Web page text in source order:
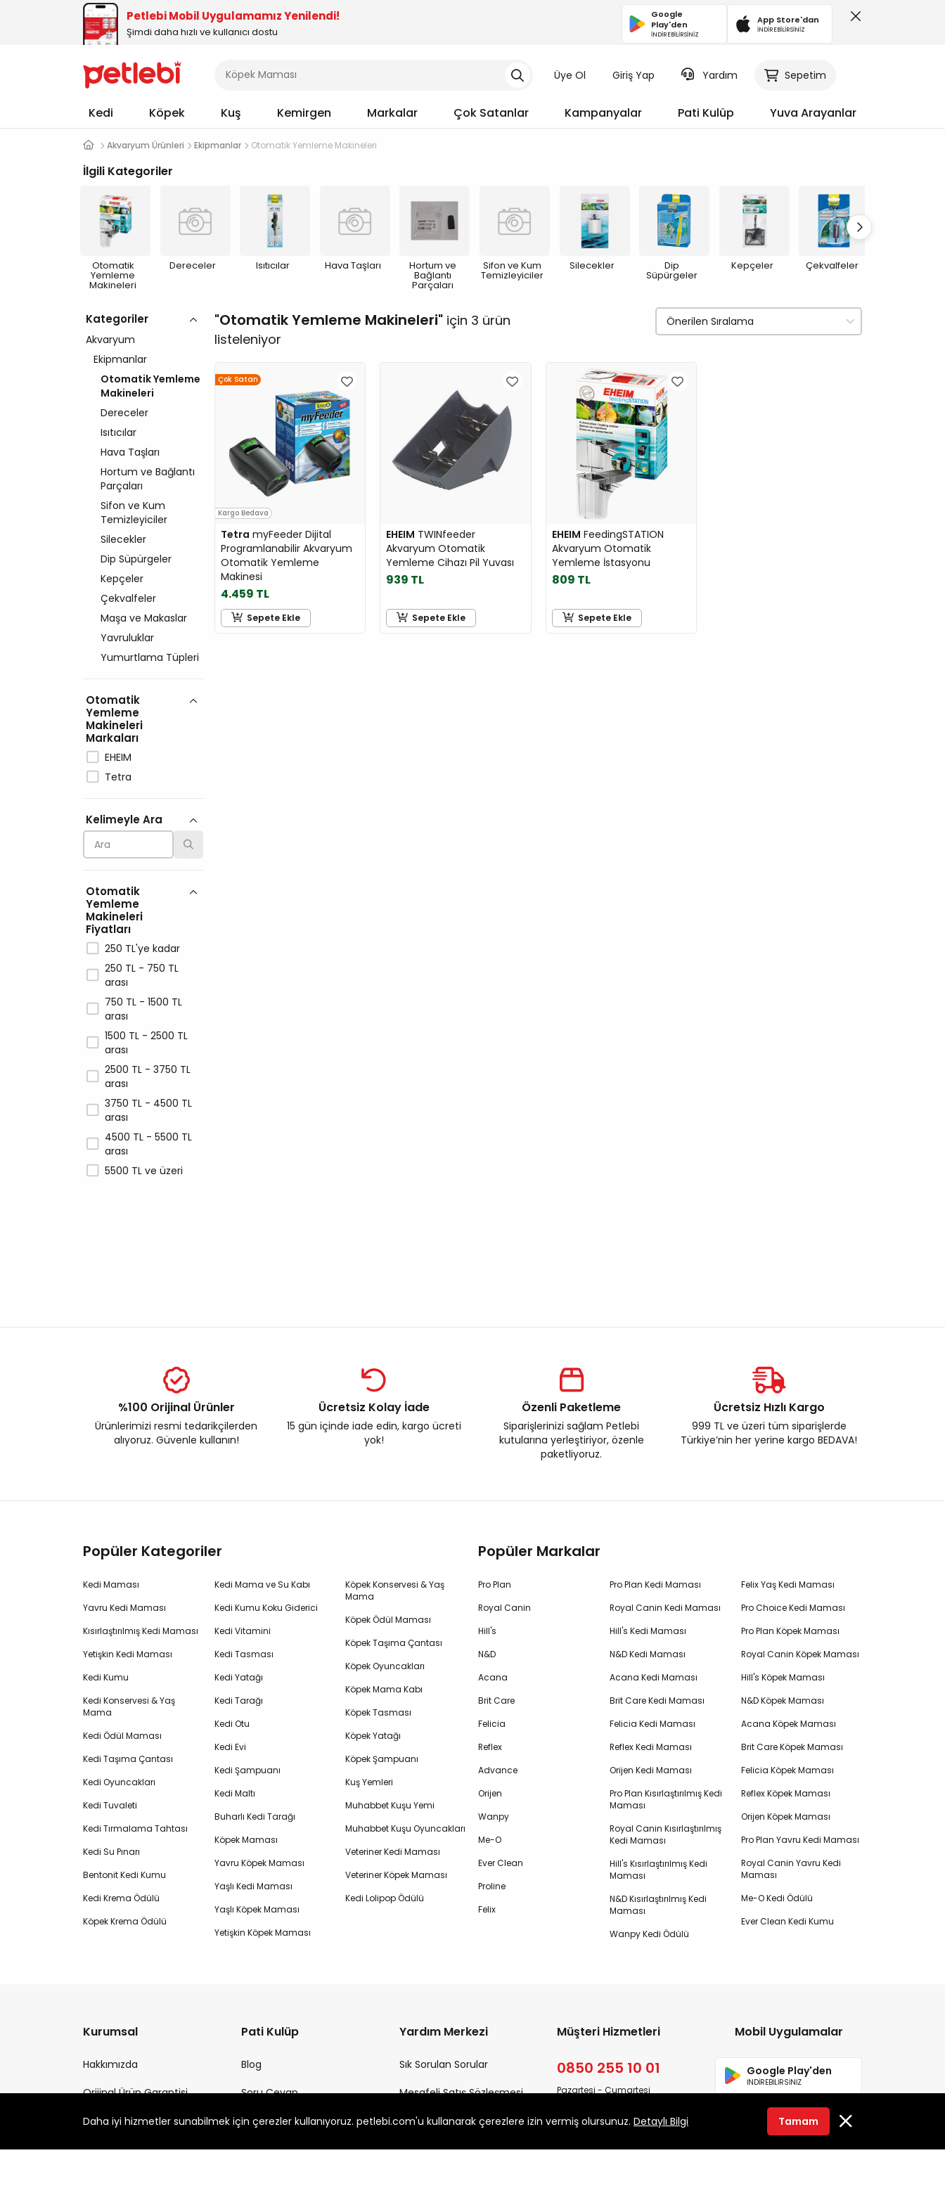
Petlebi Mobil Uygulamamız Yenilendi!
Şimdi daha hızlı ve kullanıcı dostu
Google
Play'den
İNDİREBİLİRSİNİZ
App Store'dan
İNDİREBİLİRSİNİZ
Üye Ol Giriş Yap Yardım Sepetim
Kedi Köpek Kuş Kemirgen Markalar Çok Satanlar Kampanyalar Pati Kulüp Yuva Arayanlar
Akvaryum Ürünleri Ekipmanlar Otomatik Yemleme Makineleri
İlgili Kategoriler
Otomatik
Yemleme
Makineleri
Dereceler Isıtıcılar Hava Taşları Hortum ve
Bağlantı
Parçaları
Sifon ve Kum
Temizleyiciler
Silecekler Dip
Süpürgeler
Kepçeler Çekvalfeler
Kategoriler
Akvaryum
Ekipmanlar
Otomatik Yemleme
Makineleri
Dereceler
Isıtıcılar
Hava Taşları
Hortum ve Bağlantı
Parçaları
Sifon ve Kum
Temizleyiciler
Silecekler
Dip Süpürgeler
Kepçeler
Çekvalfeler
Maşa ve Makaslar
Yavruluklar
Yumurtlama Tüpleri
Otomatik
Yemleme
Makineleri
Markaları
EHEIM
Tetra
Kelimeyle Ara
Otomatik
Yemleme
Makineleri
Fiyatları
250 TL'ye kadar
250 TL - 750 TL
arası
750 TL - 1500 TL
arası
1500 TL - 2500 TL
arası
2500 TL - 3750 TL
arası
3750 TL - 4500 TL
arası
4500 TL - 5500 TL
arası
5500 TL ve üzeri
Otomatik Yemleme Makineleri için 3 ürün
listeleniyor
Çok Satan
Kargo Bedava
Tetra myFeeder Dijital
Programlanabilir Akvaryum
Otomatik Yemleme
Makinesi
4.459 TL
Sepete Ekle
EHEIM TWINfeeder
Akvaryum Otomatik
Yemleme Cihazı Pil Yuvası
939 TL
Sepete Ekle
EHEIM FeedingSTATION
Akvaryum Otomatik
Yemleme İstasyonu
809 TL
Sepete Ekle
%100 Orijinal Ürünler
Ürünlerimizi resmi tedarikçilerden
alıyoruz. Güvenle kullanın!
Ücretsiz Kolay İade
15 gün içinde iade edin, kargo ücreti
yok!
Özenli Paketleme
Siparişlerinizi sağlam Petlebi
kutularına yerleştiriyor, özenle
paketliyoruz.
Ücretsiz Hızlı Kargo
999 TL ve üzeri tüm siparişlerde
Türkiye’nin her yerine kargo BEDAVA!
Popüler Kategoriler
Kedi Maması
Yavru Kedi Maması
Kısırlaştırılmış Kedi Maması
Yetişkin Kedi Maması
Kedi Kumu
Kedi Konservesi & Yaş
Mama
Kedi Ödül Maması
Kedi Taşıma Çantası
Kedi Oyuncakları
Kedi Tuvaleti
Kedi Tırmalama Tahtası
Kedi Su Pınarı
Bentonit Kedi Kumu
Kedi Krema Ödülü
Köpek Krema Ödülü
Kedi Mama ve Su Kabı
Kedi Kumu Koku Giderici
Kedi Vitamini
Kedi Tasması
Kedi Yatağı
Kedi Tarağı
Kedi Otu
Kedi Evi
Kedi Şampuanı
Kedi Maltı
Buharlı Kedi Tarağı
Köpek Maması
Yavru Köpek Maması
Yaşlı Kedi Maması
Yaşlı Köpek Maması
Yetişkin Köpek Maması
Köpek Konservesi & Yaş
Mama
Köpek Ödül Maması
Köpek Taşıma Çantası
Köpek Oyuncakları
Köpek Mama Kabı
Köpek Tasması
Köpek Yatağı
Köpek Şampuanı
Kuş Yemleri
Muhabbet Kuşu Yemi
Muhabbet Kuşu Oyuncakları
Veteriner Kedi Maması
Veteriner Köpek Maması
Kedi Lolipop Ödülü
Popüler Markalar
Pro Plan
Royal Canin
Hill's
N&D
Acana
Brit Care
Felicia
Reflex
Advance
Orijen
Wanpy
Me-O
Ever Clean
Proline
Felix
Pro Plan Kedi Maması
Royal Canin Kedi Maması
Hill's Kedi Maması
N&D Kedi Maması
Acana Kedi Maması
Brit Care Kedi Maması
Felicia Kedi Maması
Reflex Kedi Maması
Orijen Kedi Maması
Pro Plan Kısırlaştırılmış Kedi
Maması
Royal Canin Kısırlaştırılmış
Kedi Maması
Hill's Kısırlaştırılmış Kedi
Maması
N&D Kısırlaştırılmış Kedi
Maması
Wanpy Kedi Ödülü
Felix Yaş Kedi Maması
Pro Choice Kedi Maması
Pro Plan Köpek Maması
Royal Canin Köpek Maması
Hill's Köpek Maması
N&D Köpek Maması
Acana Köpek Maması
Brit Care Köpek Maması
Felicia Köpek Maması
Reflex Köpek Maması
Orijen Köpek Maması
Pro Plan Yavru Kedi Maması
Royal Canin Yavru Kedi
Maması
Me-O Kedi Ödülü
Ever Clean Kedi Kumu
Kurumsal
Hakkımızda
Orijinal Ürün Garantisi
Petlebi Partner Fırsatları
Müşterilerimiz Anlatıyor
Pati Kulüp
Blog
Soru Cevap
Kedi Irkları
Köpek Irkları
Yardım Merkezi
Sık Sorulan Sorular
Mesafeli Satış Sözleşmesi
Teslimat Koşulları
Garanti ve İade Süreci
Müşteri Hizmetleri
0850 255 10 01
Pazartesi - Cumartesi
Mobil Uygulamalar
Google Play'den
İNDİREBİLİRSİNİZ
App Store'dan
İNDİREBİLİRSİNİZ
Daha iyi hizmetler sunabilmek için çerezler kullanıyoruz. petlebi.com'u kullanarak çerezlere izin vermiş olursunuz. Detaylı Bilgi Tamam